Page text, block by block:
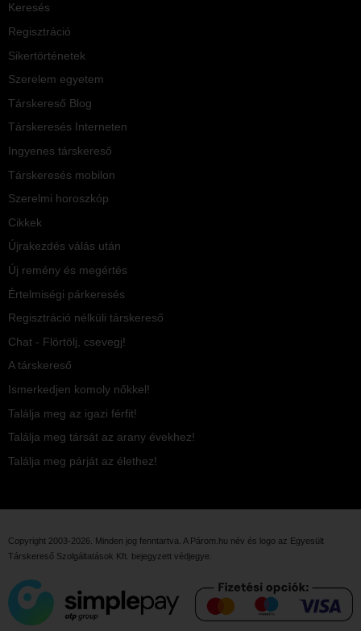
Keresés
Regisztráció
Sikertörténetek
Szerelem egyetem
Társkereső Blog
Társkeresés Interneten
Ingyenes társkereső
Társkeresés mobilon
Szerelmi horoszkóp
Cikkek
Újrakezdés válás után
Új remény és megértés
Értelmiségi párkeresés
Regisztráció nélküli társkereső
Chat - Flörtölj, csevegj!
A társkereső
Ismerkedjen komoly nőkkel!
Találja meg az igazi férfit!
Találja meg társát az arany évekhez!
Találja meg párját az élethez!
Copyright 2003-2026. Minden jog fenntartva. A Párom.hu név és logo az Egyesült
Társkereső Szolgáltatások Kft. bejegyzett védjegye.